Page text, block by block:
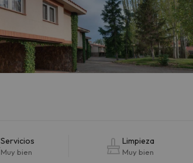
Servicios
Muy bien
Limpieza
Muy bien